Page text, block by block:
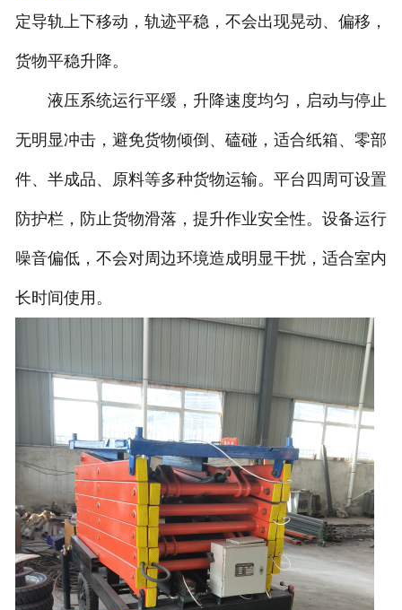
定导轨上下移动，轨迹平稳，不会出现晃动、偏移，
货物平稳升降。
液压系统运行平缓，升降速度均匀，启动与停止
无明显冲击，避免货物倾倒、磕碰，适合纸箱、零部
件、半成品、原料等多种货物运输。平台四周可设置
防护栏，防止货物滑落，提升作业安全性。设备运行
噪音偏低，不会对周边环境造成明显干扰，适合室内
长时间使用。